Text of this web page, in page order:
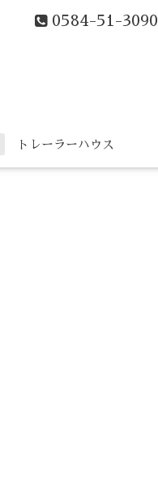
0584-51-3090
トレーラーハウス